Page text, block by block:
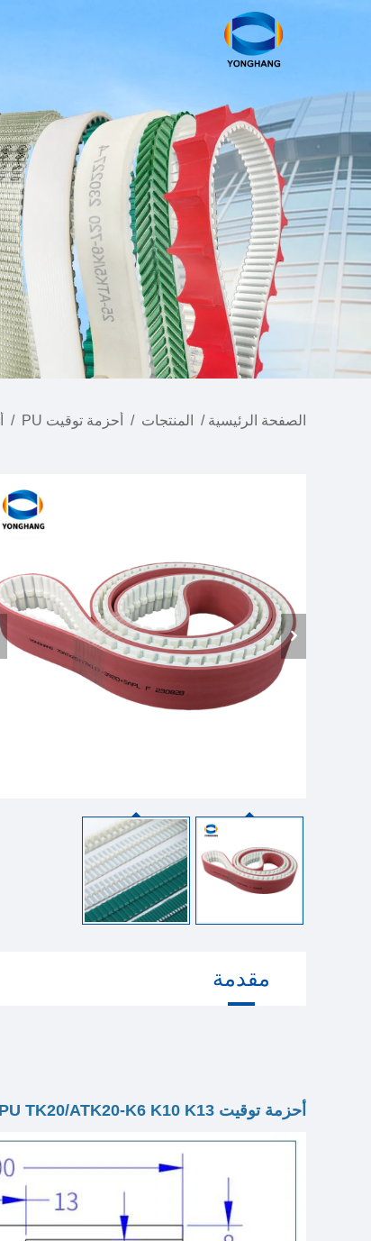
الصفحة الرئيسية / المنتجات / أحزمة توقيت PU /
مقدمة
أحزمة توقيت PU TK20/ATK20-K6 K10 K13